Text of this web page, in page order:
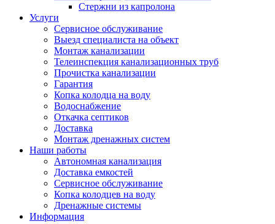
Стержни из капролона
Услуги
Сервисное обслуживание
Выезд специалиста на объект
Монтаж канализации
Телеинспекция канализационных труб
Прочистка канализации
Гарантия
Копка колодца на воду
Водоснабжение
Откачка септиков
Доставка
Монтаж дренажных систем
Наши работы
Автономная канализация
Доставка емкостей
Сервисное обслуживание
Копка колодцев на воду
Дренажные системы
Информация